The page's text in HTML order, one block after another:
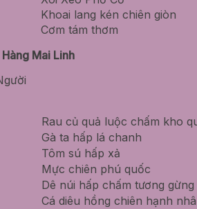
Khoai lang kén chiên giòn
Cơm tám thơm
Mai Linh
Rau củ quả luộc chấm kho
Gà ta hấp lá chanh
Tôm sú hấp xả
Mực chiên phú quốc
Dê núi hấp chấm tương gừng
Cá diêu hồng chiên hạnh